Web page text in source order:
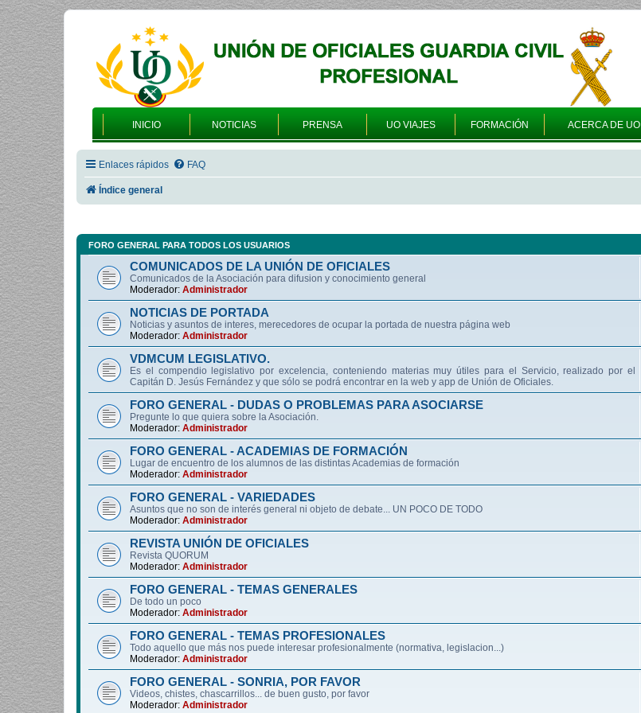
INICIO NOTICIAS PRENSA UO VIAJES FORMACIÓN ACERCA DE UO
Enlaces rápidos FAQ
Índice general
FORO GENERAL PARA TODOS LOS USUARIOS
COMUNICADOS DE LA UNIÓN DE OFICIALES
Comunicados de la Asociación para difusion y conocimiento general
Moderador: Administrador
NOTICIAS DE PORTADA
Noticias y asuntos de interes, merecedores de ocupar la portada de nuestra página web
Moderador: Administrador
VDMCUM LEGISLATIVO.
Es el compendio legislativo por excelencia, conteniendo materias muy útiles para el Servicio, realizado por el
Capitán D. Jesús Fernández y que sólo se podrá encontrar en la web y app de Unión de Oficiales.
FORO GENERAL - DUDAS O PROBLEMAS PARA ASOCIARSE
Pregunte lo que quiera sobre la Asociación.
Moderador: Administrador
FORO GENERAL - ACADEMIAS DE FORMACIÓN
Lugar de encuentro de los alumnos de las distintas Academias de formación
Moderador: Administrador
FORO GENERAL - VARIEDADES
Asuntos que no son de interés general ni objeto de debate... UN POCO DE TODO
Moderador: Administrador
REVISTA UNIÓN DE OFICIALES
Revista QUORUM
Moderador: Administrador
FORO GENERAL - TEMAS GENERALES
De todo un poco
Moderador: Administrador
FORO GENERAL - TEMAS PROFESIONALES
Todo aquello que más nos puede interesar profesionalmente (normativa, legislacion...)
Moderador: Administrador
FORO GENERAL - SONRIA, POR FAVOR
Videos, chistes, chascarrillos... de buen gusto, por favor
Moderador: Administrador